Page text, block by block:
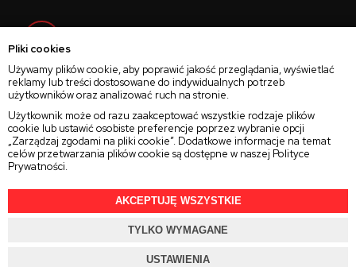
Pliki cookies
Używamy plików cookie, aby poprawić jakość przeglądania, wyświetlać
reklamy lub treści dostosowane do indywidualnych potrzeb
użytkowników oraz analizować ruch na stronie.
Użytkownik może od razu zaakceptować wszystkie rodzaje plików
cookie lub ustawić osobiste preferencje poprzez wybranie opcji
„Zarządzaj zgodami na pliki cookie”. Dodatkowe informacje na temat
celów przetwarzania plików cookie są dostępne w naszej Polityce
Prywatności.
AKCEPTUJĘ WSZYSTKIE
TYLKO WYMAGANE
USTAWIENIA
Instagram
Twitter
2025 © Wszelkie Prawa ZastrzeżoneRajsoczewek.pl